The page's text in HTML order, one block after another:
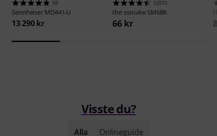
50
Sennheiser MD441-U
13 290 kr
12373
the sssnake SM6BK
66 kr
Visste du?
Alla Onlineguide